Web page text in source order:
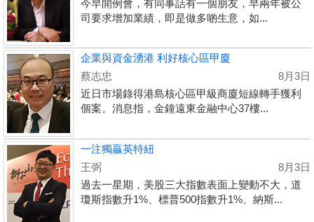
今早開例會，有同事話有一個朋友，早兩年被公
司要求增加業績，即是做多啲生意，如...
企業與資金湧港 利好核心區甲廈
蔡志忠
8月3日
近日市場錄得港島核心區甲級商廈短線轉手獲利
個案。消息指，金鐘遠東金融中心37樓...
一注獨贏英特紐
王弼
8月3日
過去一星期，美股三大指數表面上變動不大，道
瓊斯指數升1%、標普500指數升1%、納斯...